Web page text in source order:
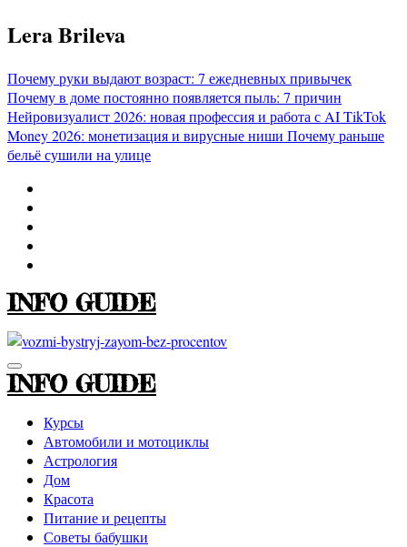
Перейти
к
Lera Brileva
Почему руки выдают возраст: 7 ежедневных привычек
Почему в доме постоянно появляется пыль: 7 причин
Нейровизуалист 2026: новая профессия и работа с AITikTok
Money 2026: монетизация и вирусные ниши Почему раньше
бельё сушили на улице
INFO GUIDE
INFO GUIDE
Курсы
Автомобили и мотоциклы
Астрология
Дом
Красота
Питание и рецепты
Советы бабушки